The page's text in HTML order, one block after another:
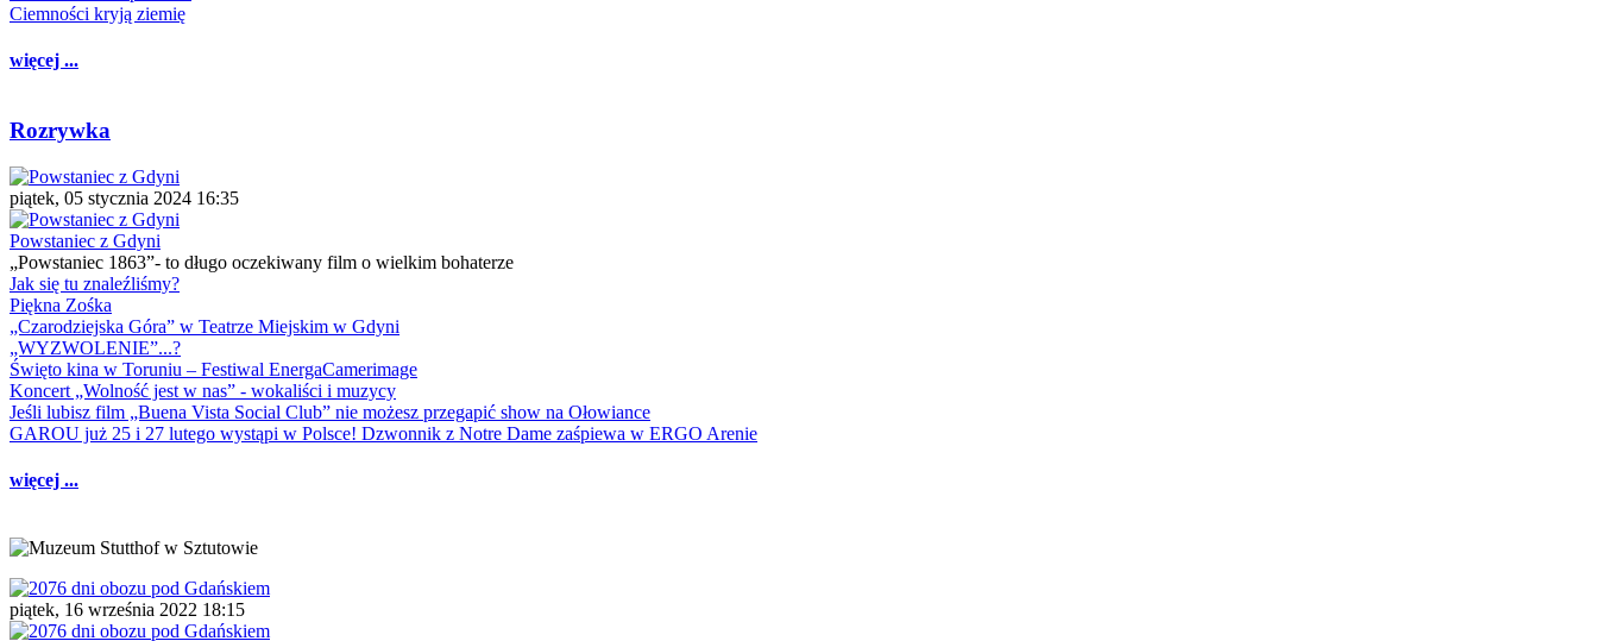
Ciemności kryją ziemię
więcej ...
Rozrywka
piątek, 05 stycznia 2024 16:35
Powstaniec z Gdyni
„Powstaniec 1863”- to długo oczekiwany film o wielkim bohaterze
Jak się tu znaleźliśmy?
Piękna Zośka
„Czarodziejska Góra” w Teatrze Miejskim w Gdyni
„WYZWOLENIE”...?
Święto kina w Toruniu – Festiwal EnergaCamerimage
Koncert „Wolność jest w nas” - wokaliści i muzycy
Jeśli lubisz film „Buena Vista Social Club” nie możesz przegapić show na Ołowiance
GAROU już 25 i 27 lutego wystąpi w Polsce! Dzwonnik z Notre Dame zaśpiewa w ERGO Arenie
więcej ...
piątek, 16 września 2022 18:15